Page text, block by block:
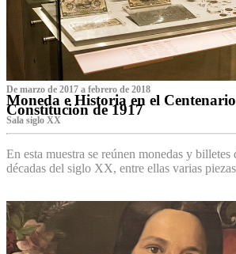
De marzo de 2017 a febrero de 2018
Moneda e Historia en el
Constitución de 1917
Sala siglo XX
En esta muestra se reúnen monedas y billetes
décadas del siglo XX, entre ellas varias